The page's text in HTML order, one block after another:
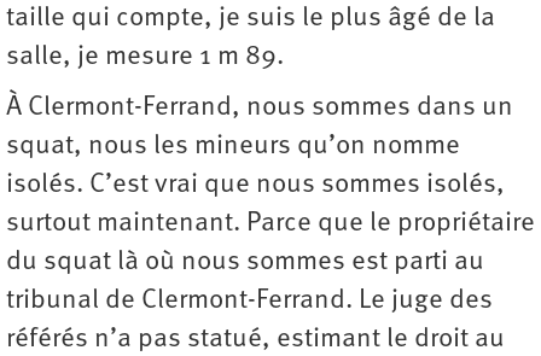
taille qui compte, je suis le plus âgé de la
salle, je mesure 1 m 89.
À Clermont-Ferrand, nous sommes dans un
squat, nous les mineurs qu’on nomme
isolés. C’est vrai que nous sommes isolés,
surtout maintenant. Parce que le propriétaire
du squat là où nous sommes est parti au
tribunal de Clermont-Ferrand. Le juge des
référés n’a pas statué, estimant le droit au